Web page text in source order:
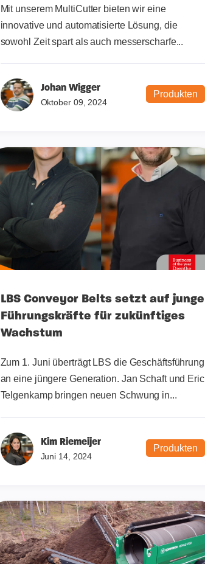
Mit unserem MultiCutter bieten wir eine
innovative und automatisierte Lösung, die
sowohl Zeit spart als auch messerscharfe...
Johan Wigger
Oktober 09, 2024
Produkten
LBS Conveyor Belts setzt auf junge
Führungskräfte für zukünftiges
Wachstum
Zum 1. Juni überträgt LBS die Geschäftsführung
an eine jüngere Generation. Jan Schaft und Eric
Telgenkamp bringen neuen Schwung in...
Kim Riemeijer
Juni 14, 2024
Produkten